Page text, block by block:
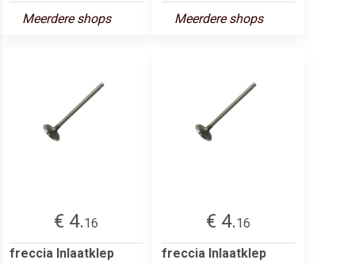
Meerdere shops
Meerdere shops
€ 4.16
freccia Inlaatklep
€ 4.16
freccia Inlaatklep